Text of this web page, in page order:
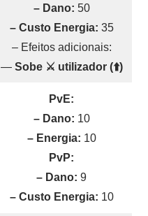
– Dano: 50
– Custo Energia: 35
– Efeitos adicionais:
— Sobe ⚔️ utilizador (⬆️)
PvE:
– Dano: 10
– Energia: 10
PvP:
– Dano: 9
– Custo Energia: 10